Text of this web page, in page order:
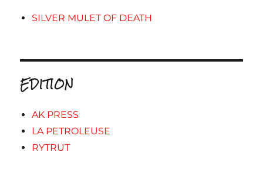
SILVER MULET OF DEATH
EDITION
AK PRESS
LA PETROLEUSE
RYTRUT